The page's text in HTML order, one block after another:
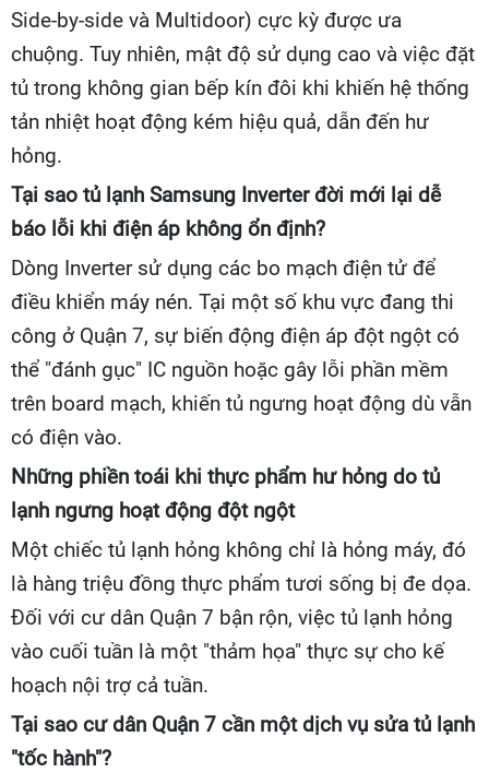
Side-by-side và Multidoor) cực kỳ được ưa
chuộng. Tuy nhiên, mật độ sử dụng cao và việc đặt
tủ trong không gian bếp kín đôi khi khiến hệ thống
tản nhiệt hoạt động kém hiệu quả, dẫn đến hư
hỏng.
Tại sao tủ lạnh Samsung Inverter đời mới lại dễ
báo lỗi khi điện áp không ổn định?
Dòng Inverter sử dụng các bo mạch điện tử để
điều khiển máy nén. Tại một số khu vực đang thi
công ở Quận 7, sự biến động điện áp đột ngột có
thể "đánh gục" IC nguồn hoặc gây lỗi phần mềm
trên board mạch, khiến tủ ngưng hoạt động dù vẫn
có điện vào.
Những phiền toái khi thực phẩm hư hỏng do tủ
lạnh ngưng hoạt động đột ngột
Một chiếc tủ lạnh hỏng không chỉ là hỏng máy, đó
là hàng triệu đồng thực phẩm tươi sống bị đe dọa.
Đối với cư dân Quận 7 bận rộn, việc tủ lạnh hỏng
vào cuối tuần là một "thảm họa" thực sự cho kế
hoạch nội trợ cả tuần.
Tại sao cư dân Quận 7 cần một dịch vụ sửa tủ lạnh
"tốc hành"?